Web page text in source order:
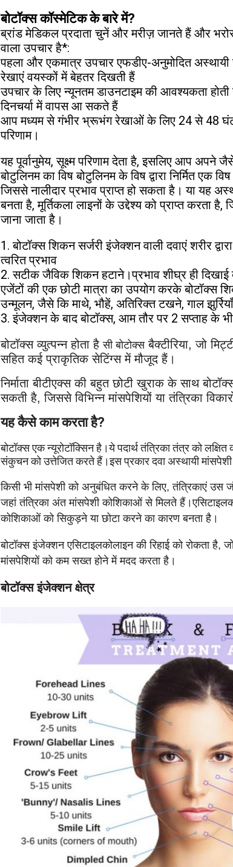
बोटॉक्स कॉस्मेटिक के बारे में?
ब्रांड मेडिकल प्रदाता चुनें और मरीज़ जानते हैं और
वाला उपचार है*:
पहला और एकमात्र उपचार एफडीए-अनुमोदित
रेखाएं वयस्कों में बेहतर दिखती हैं
उपचार के लिए न्यूनतम डाउनटाइम की आवश्यकता
दिनचर्या में वापस आ सकते हैं
आप मध्यम से गंभीर भ्रूभंग रेखाओं के लिए 24 से 48
परिणाम।
यह पूर्वानुमेय, सूक्ष्म परिणाम देता है, इसलिए आप
बोटुलिनम का विष बोटुलिनम के विष द्वारा निर्मित
जिससे नालीदार प्रभाव प्राप्त हो सकता है। या यह
बनता है, मूर्तिकला लाइनों के उद्देश्य को प्राप्त
जाना जाता है।
1. बोटॉक्स शिकन सर्जरी इंजेक्शन वाली दवाएं शरीर
त्वरित प्रभाव
2. सटीक जैविक शिकन हटाने।प्रभाव शीघ्र ही
एजेंटों की एक छोटी मात्रा का उपयोग करके बोटॉक्स
उन्मूलन, जैसे कि माथे, भौहें, अतिरिक्त टखने, गाल
3. इंजेक्शन के बाद बोटॉक्स, आम तौर पर 2 सप्ताह के
बोटॉक्स व्युत्पन्न होता हैसी बोटोक्सबैक्टीरिया, जो
सहित कई प्राकृतिक सेटिंग्स में मौजूद हैं।
निर्माता बीटीएक्स की बहुत छोटी खुराक के साथ
सकती है, जिससे विभिन्न मांसपेशियों या तंत्रिका
यह कैसे काम करता है?
बोटॉक्स एक न्यूरोटॉक्सिन है।ये पदार्थ तंत्रिका तंत्र को
संकुचन को उत्तेजित करते हैं।इस प्रकार दवा अस्थायी मांसपेशी
किसी भी मांसपेशी को अनुबंधित करने के लिए, तंत्रिकाएं उस
जहां तंत्रिका अंत मांसपेशी कोशिकाओं से मिलते
कोशिकाओं को सिकुड़ने या छोटा करने का कारण बनता है।
बोटॉक्स इंजेक्शन एसिटाइलकोलाइन की रिहाई को रोकता
मांसपेशियों को कम सख्त होने में मदद करता है।
बोटॉक्स इंजेक्शन क्षेत्र